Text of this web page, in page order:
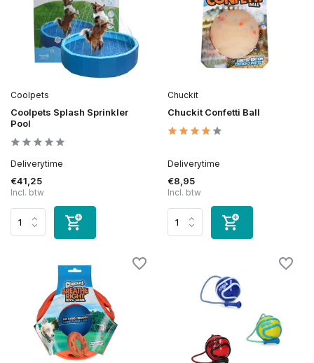
Coolpets
Coolpets Splash Sprinkler
Pool
Deliverytime
€41,25
Incl. btw
Chuckit
Chuckit Confetti Ball
Deliverytime
€8,95
Incl. btw